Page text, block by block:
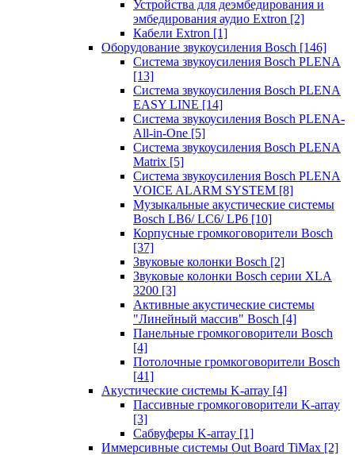
Устройства для деэмбедирования и
эмбедирования аудио Extron [2]
Кабели Extron [1]
Оборудование звукоусиления Bosch [146]
Система звукоусиления Bosch PLENA
[13]
Система звукоусиления Bosch PLENA
EASY LINE [14]
Система звукоусиления Bosch PLENA-
All-in-One [5]
Система звукоусиления Bosch PLENA
Matrix [5]
Система звукоусиления Bosch PLENA
VOICE ALARM SYSTEM [8]
Музыкальные акустические системы
Bosch LB6/ LC6/ LP6 [10]
Корпусные громкоговорители Bosch
[37]
Звуковые колонки Bosch [2]
Звуковые колонки Bosch серии XLA
3200 [3]
Активные акустические системы
"Линейный массив" Bosch [4]
Панельные громкоговорители Bosch
[4]
Потолочные громкоговорители Bosch
[41]
Акустические системы K-array [4]
Пассивные громкоговорители K-array
[3]
Сабвуферы K-array [1]
Иммерсивные системы Out Board TiMax [2]